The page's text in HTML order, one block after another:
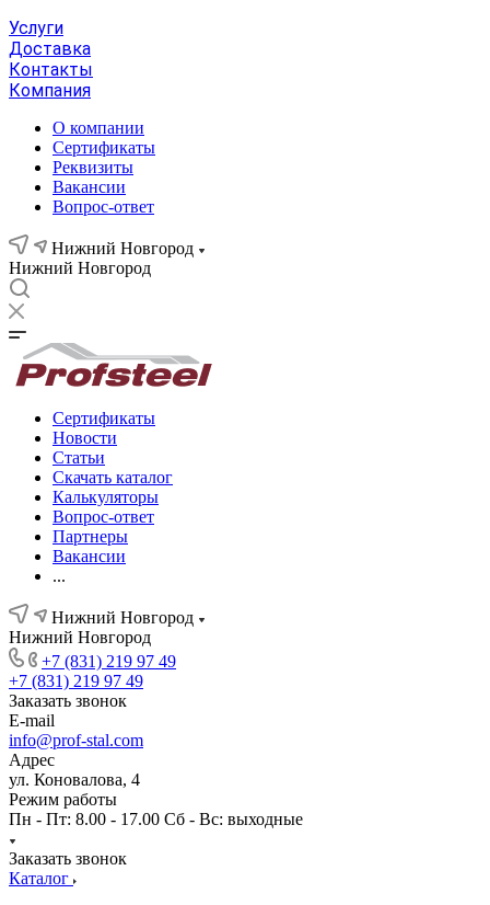
Услуги
Доставка
Контакты
Компания
О компании
Сертификаты
Реквизиты
Вакансии
Вопрос-ответ
Нижний Новгород
Нижний Новгород
Сертификаты
Новости
Статьи
Скачать каталог
Калькуляторы
Вопрос-ответ
Партнеры
Вакансии
...
Нижний Новгород
Нижний Новгород
+7 (831) 219 97 49
+7 (831) 219 97 49
Заказать звонок
E-mail
info@prof-stal.com
Адрес
ул. Коновалова, 4
Режим работы
Пн - Пт: 8.00 - 17.00 Сб - Вс: выходные
Заказать звонок
Каталог